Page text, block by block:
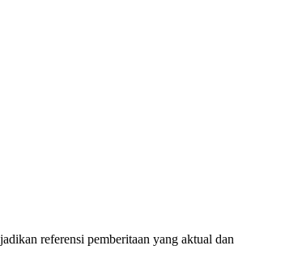
referensi pemberitaan yang aktual dan